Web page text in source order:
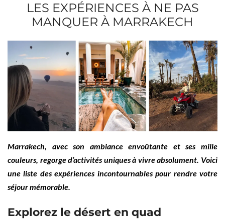
LES EXPÉRIENCES À NE PAS
MANQUER À MARRAKECH
Marrakech, avec son ambiance envoûtante et ses mille
couleurs, regorge d’activités uniques à vivre absolument. Voici
une liste des expériences incontournables pour rendre votre
séjour mémorable.
Explorez le désert en quad